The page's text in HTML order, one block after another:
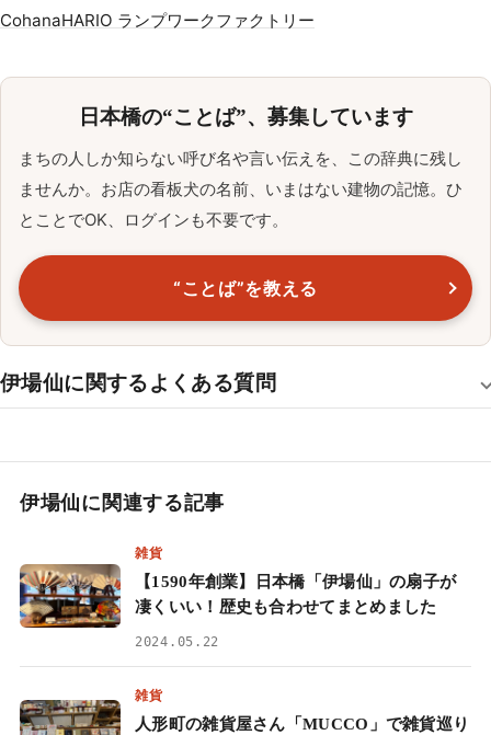
CohanaHARIO ランプワークファクトリー
日本橋の“ことば”、募集しています
まちの人しか知らない呼び名や言い伝えを、この辞典に残し
ませんか。お店の看板犬の名前、いまはない建物の記憶。ひ
とことでOK、ログインも不要です。
“ことば”を教える
伊場仙に関するよくある質問
伊場仙に関連する記事
雑貨
【1590年創業】日本橋「伊場仙」の扇子が
凄くいい！歴史も合わせてまとめました
2024.05.22
雑貨
人形町の雑貨屋さん「MUCCO」で雑貨巡り